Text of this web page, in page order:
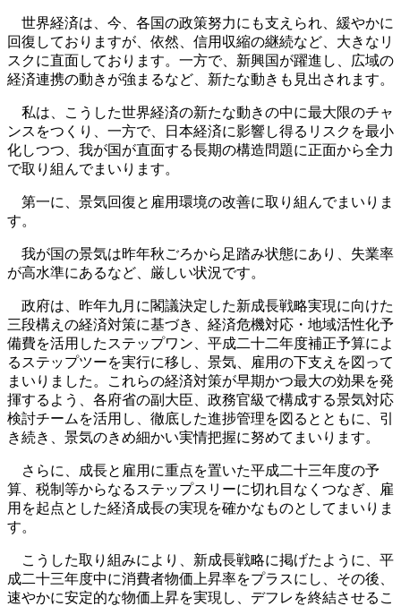
世界経済は、今、各国の政策努力にも支えられ、緩やかに
回復しておりますが、依然、信用収縮の継続など、大きなリ
スクに直面しております。一方で、新興国が躍進し、広域の
経済連携の動きが強まるなど、新たな動きも見出されます。
私は、こうした世界経済の新たな動きの中に最大限のチャ
ンスをつくり、一方で、日本経済に影響し得るリスクを最小
化しつつ、我が国が直面する長期の構造問題に正面から全力
で取り組んでまいります。
第一に、景気回復と雇用環境の改善に取り組んでまいりま
す。
我が国の景気は昨年秋ごろから足踏み状態にあり、失業率
が高水準にあるなど、厳しい状況です。
政府は、昨年九月に閣議決定した新成長戦略実現に向けた
三段構えの経済対策に基づき、経済危機対応・地域活性化予
備費を活用したステップワン、平成二十二年度補正予算によ
るステップツーを実行に移し、景気、雇用の下支えを図って
まいりました。これらの経済対策が早期かつ最大の効果を発
揮するよう、各府省の副大臣、政務官級で構成する景気対応
検討チームを活用し、徹底した進捗管理を図るとともに、引
き続き、景気のきめ細かい実情把握に努めてまいります。
さらに、成長と雇用に重点を置いた平成二十三年度の予
算、税制等からなるステップスリーに切れ目なくつなぎ、雇
用を起点とした経済成長の実現を確かなものとしてまいりま
す。
こうした取り組みにより、新成長戦略に掲げたように、平
成二十三年度中に消費者物価上昇率をプラスにし、その後、
速やかに安定的な物価上昇を実現し、デフレを終結させるこ